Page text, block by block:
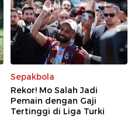
Sepakbola
Rekor! Mo Salah Jadi
Pemain dengan Gaji
Tertinggi di Liga Turki